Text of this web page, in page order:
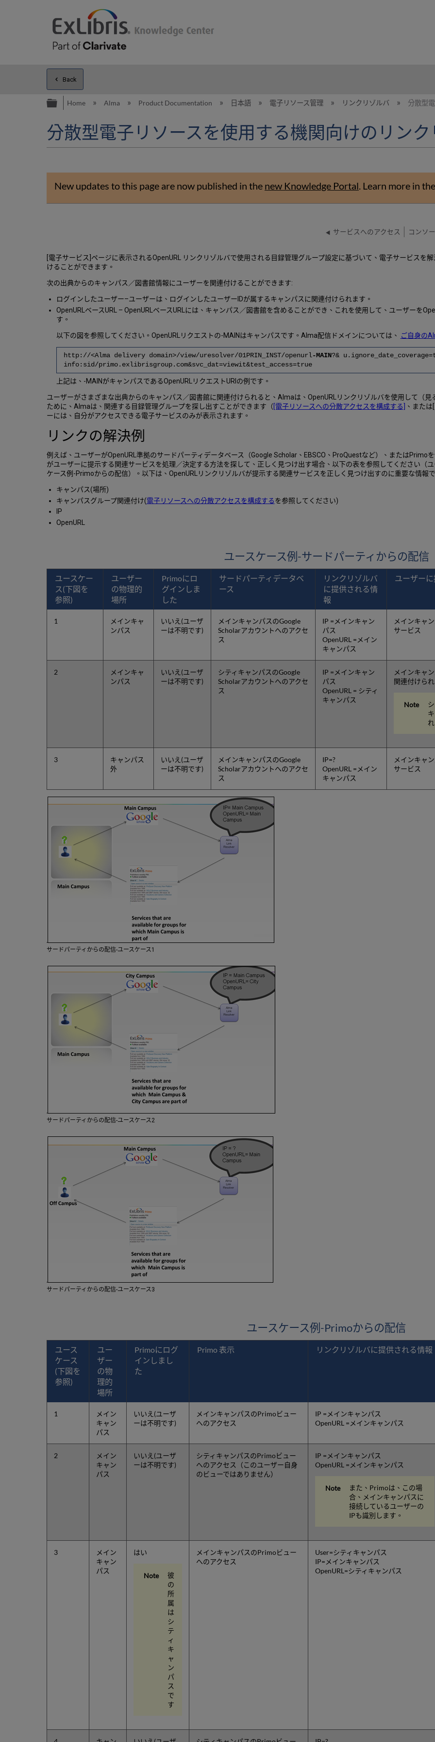
Back
Expand/collapse global hierarchy
Home Alma Product Documentation 日本語 電子リソース管理 リンクリゾルバ 分散型
分散型電子リソースを使用する機関向けのリン
New updates to this page are now published in the new Knowledge Portal. Learn more in the
サービスへのアクセス コンソ
[電子サービス]ページに表示されるOpenURL リンクリゾルバで使用される目録管理グループ設定に基づいて、電子サービスを
けることができます。
次の出典からのキャンパス／図書館情報にユーザーを関連付けることができます:
ログインしたユーザー–ユーザーは、ログインしたユーザーIDが属するキャンパスに関連付けられます。
OpenURLベースURL – OpenURLベースURLには、キャンパス／図書館を含めることができ、これを使用して、ユーザーを
す。
以下の図を参照してください。OpenURLリクエストの-MAINはキャンパスです。Alma配信ドメインについては、 ご自身の
http://<Alma delivery domain>/view/uresolver/01PRIN_INST/openurl-MAIN?&
info:sid/primo.exlibrisgroup.com&svc_dat=viewit&test_access=true
上記は、-MAINがキャンパスであるOpenURLリクエストURIの例です。
ユーザーがさまざまな出典からのキャンパス／図書館に関連付けられると、Almaは、OpenURLリンクリゾルバを使用して（
ために、Almaは、関連する目録管理グループを探し出すことができます（ [電子リソースへの分散アクセスを構成する]
、また
ーには、自分がアクセスできる電子サービスのみが表示されます。
リンクの解決例
例えば、ユーザーがOpenURL準拠のサードパーティデータベース（Google Scholar、EBSCO、ProQuestなど）、またはPrimo
がユーザーに提示する関連サービスを処理／決定する方法を探して、正しく見つけ出す場合、以下の表を参照してください（
ケース例-Primoからの配信）。以下は、OpenURLリンクリゾルバが提示する関連サービスを正しく見つけ出すのに重要な情報
キャンパス(場所)
キャンパスグループ関連付け(電子リソースへの分散アクセスを構成するを参照してください)
IP
OpenURL
ユースケース例-サードパーティからの配信
ユースケー
ス(下図を
参照)
ユーザー
の物理的
場所
Primoにロ
グインしま
した
サードパーティデータベ
ース
リンクリゾルバ
に提供される情
報
ユーザー
1
メインキャ
ンパス
いいえ(ユーザ
ーは不明です)
メインキャンパスのGoogle
Scholarアカウントへのアクセ
ス
IP =メインキャン
パス
OpenURL =メイン
キャンパス
メインキャ
サービス
2
メインキャ
ンパス
いいえ(ユーザ
ーは不明です)
シティキャンパスのGoogle
Scholarアカウントへのアクセ
ス
IP =メインキャン
パス
OpenURL = シティ
キャンパス
メインキャ
関連付けら
3
キャンパス
外
いいえ(ユーザ
ーは不明です)
メインキャンパスのGoogle
Scholarアカウントへのアクセ
ス
IP=?
OpenURL =メイン
キャンパス
メインキャ
サービス
サードパーティからの配信-ユースケース1
サードパーティからの配信-ユースケース2
サードパーティからの配信-ユースケース3
ユースケース例-Primoからの配信
ユース
ケース
(下図を
参照)
ユー
ザー
の物
理的
場所
Primoにログ
インしまし
た
Primo 表示 リンクリゾルバに提供される情報
1
メイン
キャン
パス
いいえ(ユーザ
ーは不明です)
メインキャンパスのPrimoビュー
へのアクセス
IP =メインキャンパス
OpenURL =メインキャンパス
2
メイン
キャン
パス
いいえ(ユーザ
ーは不明です)
シティキャンパスのPrimoビュー
へのアクセス（このユーザー自身
のビューではありません）
IP =メインキャンパス
OpenURL =メインキャンパス
また、Primoは、この場
合、メインキャンパスに
接続しているユーザーの
IPも識別します。
3
メイン
キャン
パス
はい
彼
の
所
属
は
シ
テ
ィ
キ
ャ
ン
パ
ス
で
す
メインキャンパスのPrimoビュー
へのアクセス
User=シティキャンパス
IP=メインキャンパス
OpenURL=シティキャンパス